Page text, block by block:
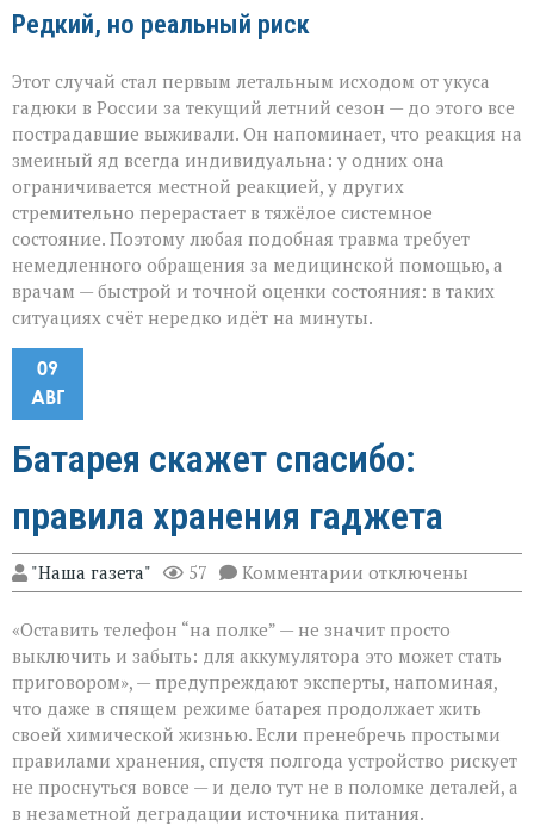
Редкий, но реальный риск
Этот случай стал первым летальным исходом от укуса
гадюки в России за текущий летний сезон — до этого все
пострадавшие выживали. Он напоминает, что реакция на
змеиный яд всегда индивидуальна: у одних она
ограничивается местной реакцией, у других
стремительно перерастает в тяжёлое системное
состояние. Поэтому любая подобная травма требует
немедленного обращения за медицинской помощью, а
врачам — быстрой и точной оценки состояния: в таких
ситуациях счёт нередко идёт на минуты.
09
АВГ
Батарея скажет спасибо:
правила хранения гаджета
"Наша газета" 57 Комментарии к
записи
скажет
спасибо:
хранения
гаджета
отключены
«Оставить телефон “на полке” — не значит просто
выключить и забыть: для аккумулятора это может стать
приговором», — предупреждают эксперты, напоминая,
что даже в спящем режиме батарея продолжает жить
своей химической жизнью. Если пренебречь простыми
правилами хранения, спустя полгода устройство рискует
не проснуться вовсе — и дело тут не в поломке деталей, а
в незаметной деградации источника питания.